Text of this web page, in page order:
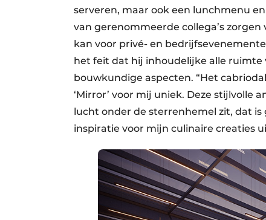
serveren, maar ook een lunchmenu
van gerenommeerde collega’s zorgen
kan voor privé- en
het feit dat hij inhoudelijke alle ruimte
bouwkundige aspecten. “Het
‘Mirror’ voor mij uniek. Deze stijlvolle
lucht onder de sterrenhemel zit, dat is
inspiratie voor mijn culinaire creaties